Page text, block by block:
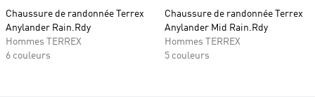
Chaussure de randonnée Terrex
Anylander Rain.Rdy
Hommes TERREX
6 couleurs
Chaussure de randonnée Terrex
Anylander Mid Rain.Rdy
Hommes TERREX
5 couleurs